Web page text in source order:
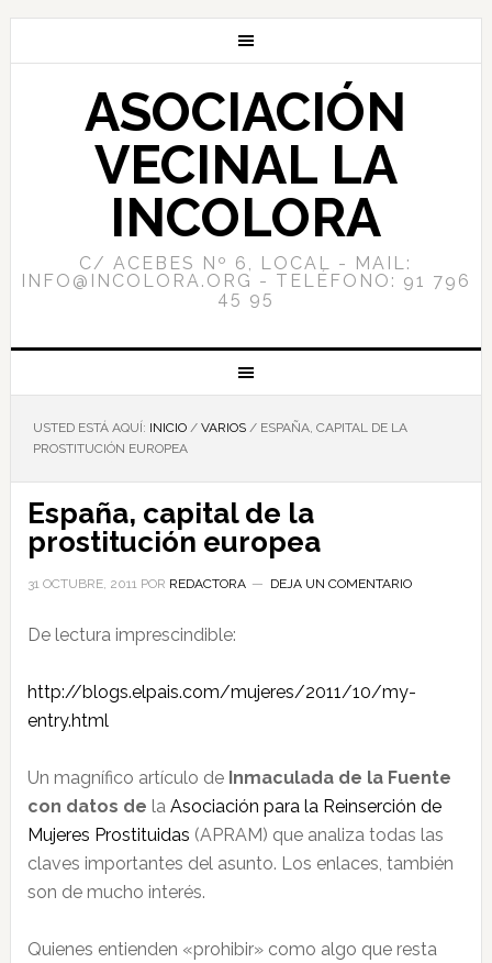
ASOCIACIÓN
VECINAL LA
INCOLORA
C/ ACEBES Nº 6, LOCAL - MAIL:
INFO@INCOLORA.ORG - TELÉFONO: 91 796
45 95
USTED ESTÁ AQUÍ: INICIO / VARIOS /ESPAÑA, CAPITAL DE LA
PROSTITUCIÓN EUROPEA
España, capital de la
prostitución europea
31 OCTUBRE, 2011POR REDACTORA DEJA UN COMENTARIO
De lectura imprescindible:
http://blogs.elpais.com/mujeres/2011/10/my-
entry.html
Un magnífico artículo de Inmaculada de la Fuente
con datos de la Asociación para la Reinserción de
Mujeres Prostituidas (APRAM) que analiza todas las
claves importantes del asunto. Los enlaces, también
son de mucho interés.
Quienes entienden «prohibir» como algo que resta